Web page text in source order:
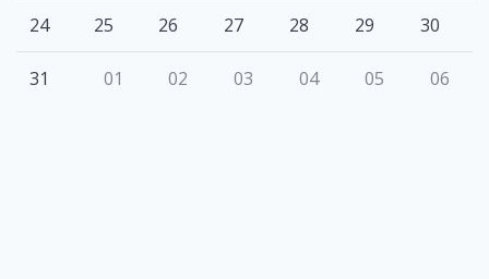
24 25 26 27 28 29 30
31 01 02 03 04 05 06